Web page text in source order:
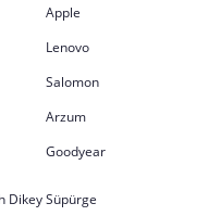
Apple
Lenovo
Salomon
Arzum
Goodyear
Dikey Süpürge